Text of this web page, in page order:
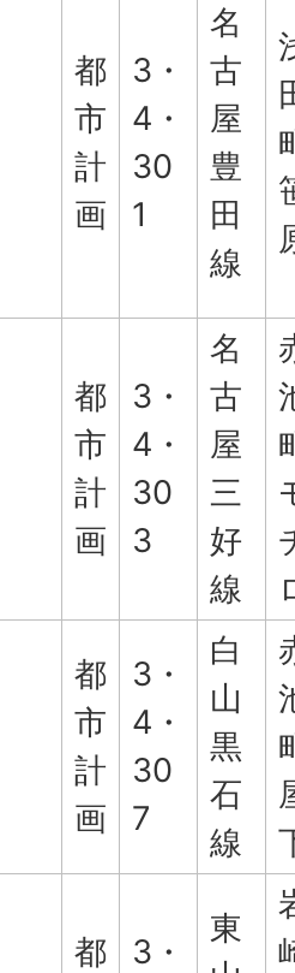
都
市
計
画
3・
4・
30
1
名
古
屋
豊
田
線
都
市
計
画
3・
4・
30
3
名
古
屋
三
好
線
都
市
計
画
3・
4・
30
7
白
山
黒
石
線
都 3・
東